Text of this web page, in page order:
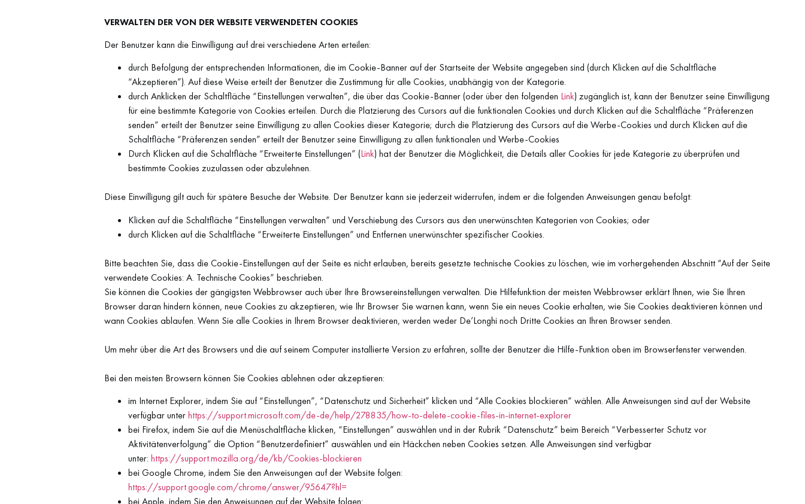
VERWALTEN DER VON DER WEBSITE VERWENDETEN COOKIES
Der Benutzer kann die Einwilligung auf drei verschiedene Arten erteilen:
durch Befolgung der entsprechenden Informationen, die im Cookie-Banner auf der Startseite der Website angegeben sind (durch Klicken auf die Schaltfläche
“Akzeptieren”). Auf diese Weise erteilt der Benutzer die Zustimmung für alle Cookies, unabhängig von der Kategorie.
durch Anklicken der Schaltfläche “Einstellungen verwalten”, die über das Cookie-Banner (oder über den folgenden Link) zugänglich ist, kann der Benutzer seine Einwilligung
für eine bestimmte Kategorie von Cookies erteilen. Durch die Platzierung des Cursors auf die funktionalen Cookies und durch Klicken auf die Schaltfläche “Präferenzen
senden” erteilt der Benutzer seine Einwilligung zu allen Cookies dieser Kategorie; durch die Platzierung des Cursors auf die Werbe-Cookies und durch Klicken auf die
Schaltfläche “Präferenzen senden” erteilt der Benutzer seine Einwilligung zu allen funktionalen und Werbe-Cookies
Durch Klicken auf die Schaltfläche “Erweiterte Einstellungen” (Link) hat der Benutzer die Möglichkeit, die Details aller Cookies für jede Kategorie zu überprüfen und
bestimmte Cookies zuzulassen oder abzulehnen.
Diese Einwilligung gilt auch für spätere Besuche der Website. Der Benutzer kann sie jederzeit widerrufen, indem er die folgenden Anweisungen genau befolgt:
Klicken auf die Schaltfläche “Einstellungen verwalten” und Verschiebung des Cursors aus den unerwünschten Kategorien von Cookies; oder
durch Klicken auf die Schaltfläche “Erweiterte Einstellungen” und Entfernen unerwünschter spezifischer Cookies.
Bitte beachten Sie, dass die Cookie-Einstellungen auf der Seite es nicht erlauben, bereits gesetzte technische Cookies zu löschen, wie im vorhergehenden Abschnitt “Auf der Seite
verwendete Cookies: A. Technische Cookies” beschrieben.
Sie können die Cookies der gängigsten Webbrowser auch über Ihre Browsereinstellungen verwalten. Die Hilfefunktion der meisten Webbrowser erklärt Ihnen, wie Sie Ihren
Browser daran hindern können, neue Cookies zu akzeptieren, wie Ihr Browser Sie warnen kann, wenn Sie ein neues Cookie erhalten, wie Sie Cookies deaktivieren können und
wann Cookies ablaufen. Wenn Sie alle Cookies in Ihrem Browser deaktivieren, werden weder De’Longhi noch Dritte Cookies an Ihren Browser senden.
Um mehr über die Art des Browsers und die auf seinem Computer installierte Version zu erfahren, sollte der Benutzer die Hilfe-Funktion oben im Browserfenster verwenden.
Bei den meisten Browsern können Sie Cookies ablehnen oder akzeptieren:
im Internet Explorer, indem Sie auf “Einstellungen”, “Datenschutz und Sicherheit” klicken und “Alle Cookies blockieren” wählen. Alle Anweisungen sind auf der Website
verfügbar unterhttps://support.microsoft.com/de-de/help/278835/how-to-delete-cookie-files-in-internet-explorer
bei Firefox, indem Sie auf die Menüschaltfläche klicken, “Einstellungen” auswählen und in der Rubrik “Datenschutz” beim Bereich “Verbesserter Schutz vor
Aktivitätenverfolgung” die Option “Benutzerdefiniert” auswählen und ein Häckchen neben Cookies setzen. Alle Anweisungen sind verfügbar
unter: https://support.mozilla.org/de/kb/Cookies-blockieren
bei Google Chrome, indem Sie den Anweisungen auf der Website folgen:
https://support.google.com/chrome/answer/95647?hl=
bei Apple, indem Sie den Anweisungen auf der Website folgen: